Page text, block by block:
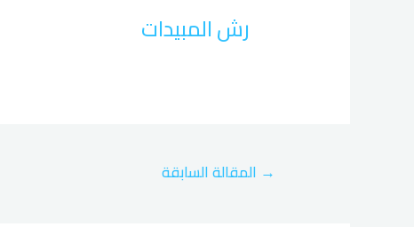
رش المبيدات
→ المقالة السابقة